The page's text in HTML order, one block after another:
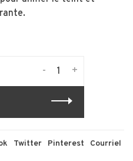
+
-
Twitter Pinterest Courriel